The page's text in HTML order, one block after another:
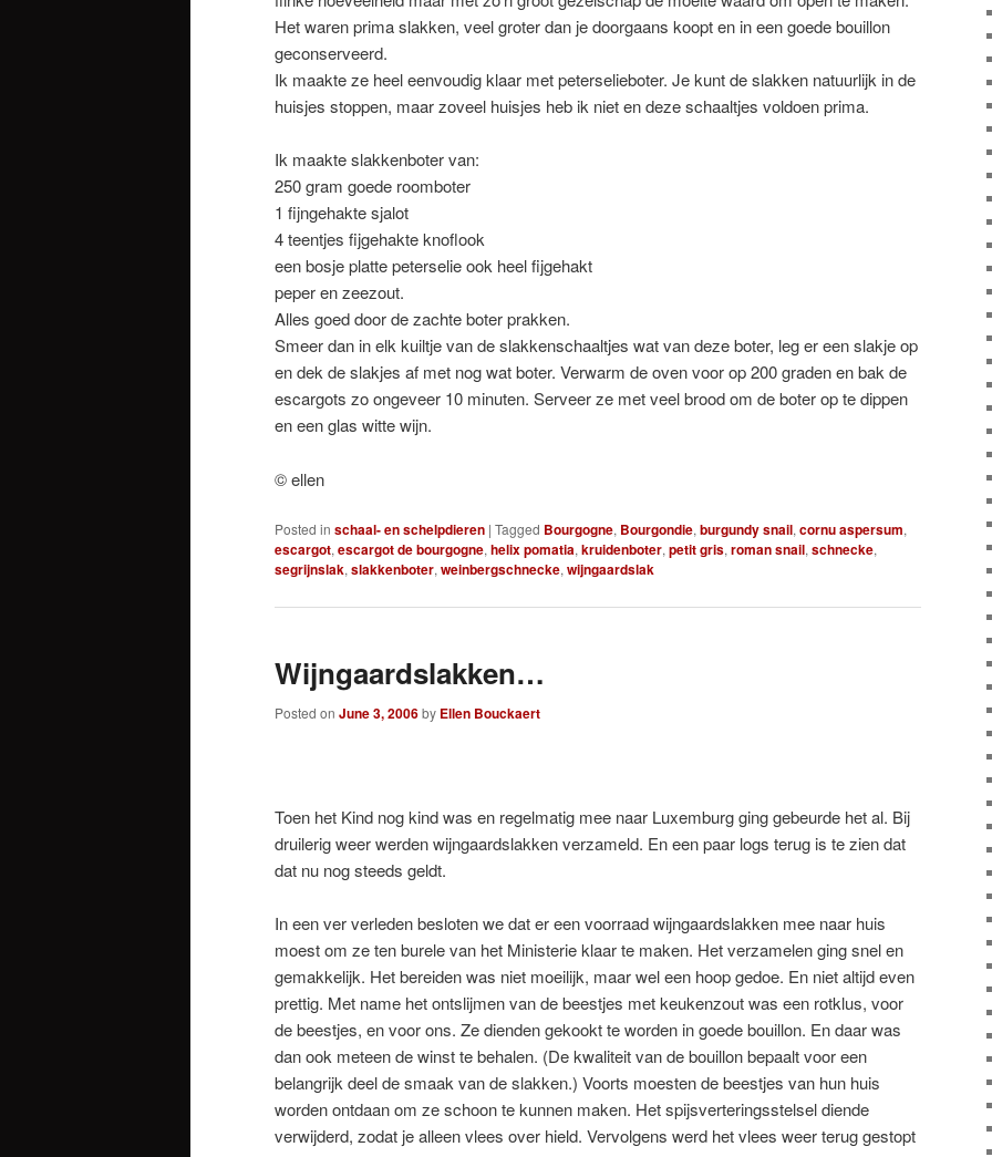
Het waren prima slakken, veel groter dan je doorgaans koopt en in een goede bouillon
geconserveerd.
Ik maakte ze heel eenvoudig klaar met peterselieboter. Je kunt de slakken natuurlijk in de
huisjes stoppen, maar zoveel huisjes heb ik niet en deze schaaltjes voldoen prima.
Ik maakte slakkenboter van:
250 gram goede roomboter
1 fijngehakte sjalot
4 teentjes fijgehakte knoflook
een bosje platte peterselie ook heel fijgehakt
peper en zeezout.
Alles goed door de zachte boter prakken.
Smeer dan in elk kuiltje van de slakkenschaaltjes wat van deze boter, leg er een slakje op
en dek de slakjes af met nog wat boter. Verwarm de oven voor op 200 graden en bak de
escargots zo ongeveer 10 minuten. Serveer ze met veel brood om de boter op te dippen
en een glas witte wijn.
© ellen
Posted in schaal- en schelpdieren | Tagged Bourgogne, Bourgondie, burgundy snail, cornu aspersum,
escargot, escargot de bourgogne, helix pomatia, kruidenboter, petit gris, roman snail, schnecke,
segrijnslak, slakkenboter, weinbergschnecke, wijngaardslak
Wijngaardslakken…
Posted on June 3, 2006by Ellen Bouckaert
Toen het Kind nog kind was en regelmatig mee naar Luxemburg ging gebeurde het al. Bij
druilerig weer werden wijngaardslakken verzameld. En een paar logs terug is te zien dat
dat nu nog steeds geldt.
In een ver verleden besloten we dat er een voorraad wijngaardslakken mee naar huis
moest om ze ten burele van het Ministerie klaar te maken. Het verzamelen ging snel en
gemakkelijk. Het bereiden was niet moeilijk, maar wel een hoop gedoe. En niet altijd even
prettig. Met name het ontslijmen van de beestjes met keukenzout was een rotklus, voor
de beestjes, en voor ons. Ze dienden gekookt te worden in goede bouillon. En daar was
dan ook meteen de winst te behalen. (De kwaliteit van de bouillon bepaalt voor een
belangrijk deel de smaak van de slakken.) Voorts moesten de beestjes van hun huis
worden ontdaan om ze schoon te kunnen maken. Het spijsverteringsstelsel diende
verwijderd, zodat je alleen vlees over hield. Vervolgens werd het vlees weer terug gestopt